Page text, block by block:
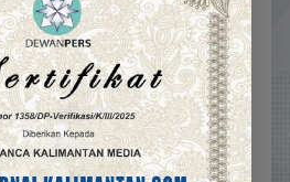
yang telah
sarana edukasi dan